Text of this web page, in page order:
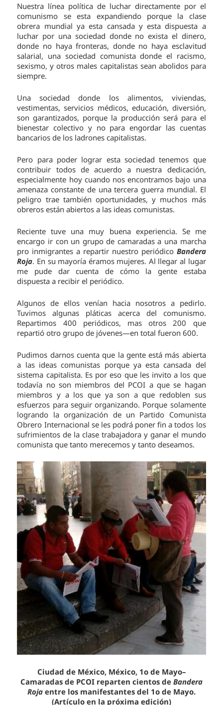
Nuestra línea política de luchar directamente por el
comunismo se esta expandiendo porque la clase
obrera mundial ya esta cansada y esta dispuesta a
luchar por una sociedad donde no exista el dinero,
donde no haya fronteras, donde no haya esclavitud
salarial, una sociedad comunista donde el racismo,
sexismo, y otros males capitalistas sean abolidos para
siempre.
Una sociedad donde los alimentos, viviendas,
vestimentas, servicios médicos, educación, diversión,
son garantizados, porque la producción será para el
bienestar colectivo y no para engordar las cuentas
bancarios de los ladrones capitalistas.
Pero para poder lograr esta sociedad tenemos que
contribuir todos de acuerdo a nuestra dedicación,
especialmente hoy cuando nos encontramos bajo una
amenaza constante de una tercera guerra mundial. El
peligro trae también oportunidades, y muchos más
obreros están abiertos a las ideas comunistas.
Reciente tuve una muy buena experiencia. Se me
encargo ir con un grupo de camaradas a una marcha
pro inmigrantes a repartir nuestro periódico Bandera
Roja. En su mayoría éramos mujeres. Al llegar al lugar
me pude dar cuenta de cómo la gente estaba
dispuesta a recibir el periódico.
Algunos de ellos venían hacia nosotros a pedirlo.
Tuvimos algunas pláticas acerca del comunismo.
Repartimos 400 periódicos, mas otros 200 que
repartió otro grupo de jóvenes—en total fueron 600.
Pudimos darnos cuenta que la gente está más abierta
a las ideas comunistas porque ya esta cansada del
sistema capitalista. Es por eso que les invito a los que
todavía no son miembros del PCOI a que se hagan
miembros y a los que ya son a que redoblen sus
esfuerzos para seguir organizando. Porque solamente
logrando la organización de un Partido Comunista
Obrero Internacional se les podrá poner fin a todos los
sufrimientos de la clase trabajadora y ganar el mundo
comunista que tanto merecemos y tanto deseamos.
Ciudad de México, México, 1o de Mayo–
Camaradas de PCOI reparten cientos de Bandera
Roja entre los manifestantes del 1o de Mayo.
(Artículo en la próxima edición)